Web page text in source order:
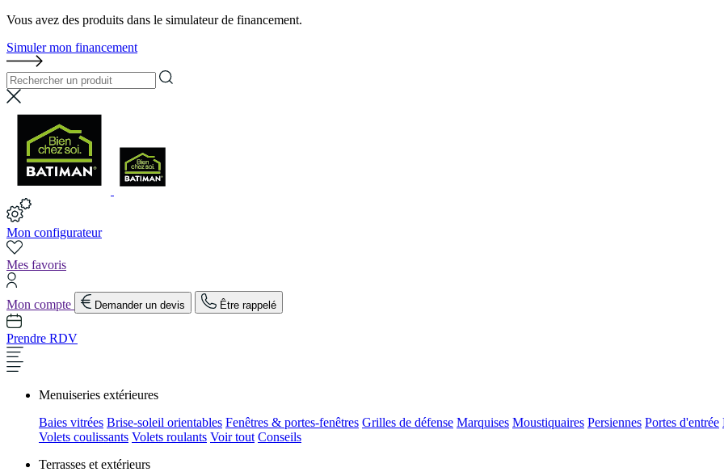
Vous avez des produits dans le simulateur de financement.
Simuler mon financement
Mon configurateur
Mes favoris
Mon compte Demander un devis Être rappelé
Prendre RDV
Menuiseries extérieures
Baies vitrées Brise-soleil orientables Fenêtres & portes-fenêtres Grilles de défense Marquises Moustiquaires Persiennes Portes d'entrée
Volets coulissants Volets roulants Voir tout Conseils
Terrasses et extérieurs